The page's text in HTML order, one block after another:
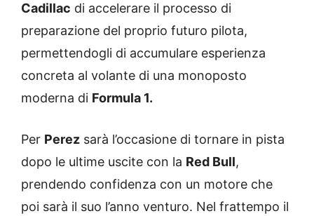
Cadillac di accelerare il processo di
preparazione del proprio futuro pilota,
permettendogli di accumulare esperienza
concreta al volante di una monoposto
moderna di Formula 1.
Per Perez sarà l’occasione di tornare in pista
dopo le ultime uscite con la Red Bull,
prendendo confidenza con un motore che
poi sarà il suo l’anno venturo. Nel frattempo il